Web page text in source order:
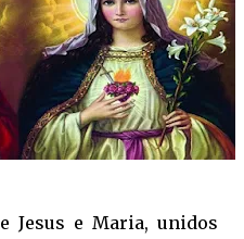
Jesus e Maria, unidos